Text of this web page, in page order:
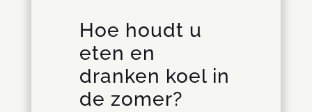
Hoe houdt u
eten en
dranken koel in
de zomer?